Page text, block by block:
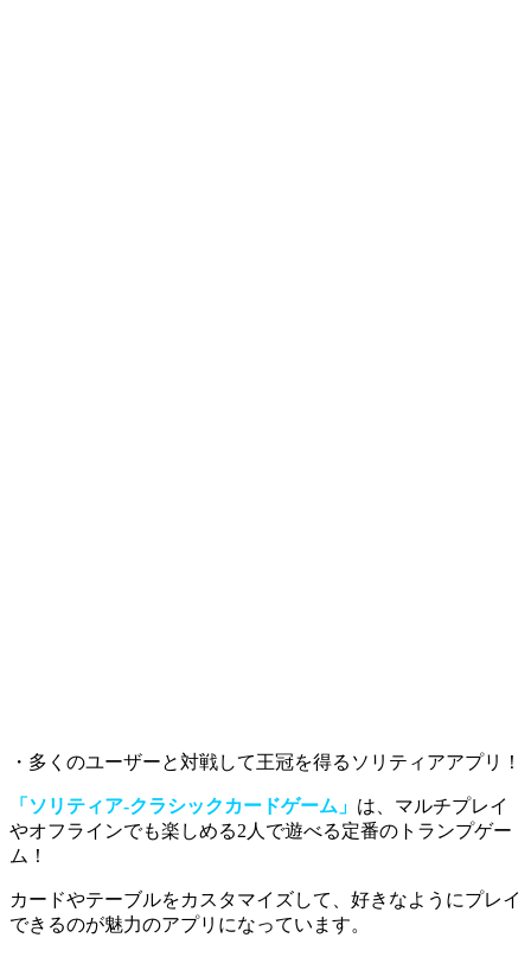
・多くのユーザーと対戦して王冠を得るソリティアアプリ！
「ソリティア‐クラシックカードゲーム」 は、マルチプレイ
やオフラインでも楽しめる2人で遊べる定番のトランプゲー
ム！
カードやテーブルをカスタマイズして、好きなようにプレイ
できるのが魅力のアプリになっています。